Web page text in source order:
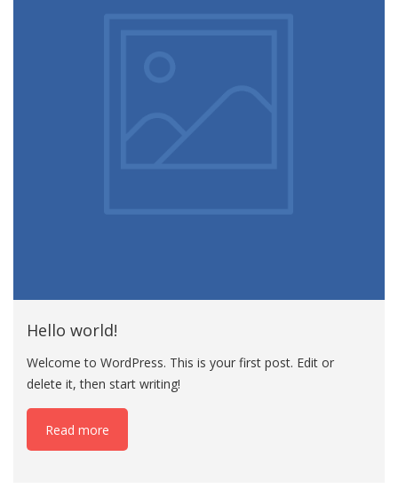
Hello world!
Welcome to WordPress. This is your first post. Edit or
delete it, then start writing!
Read more